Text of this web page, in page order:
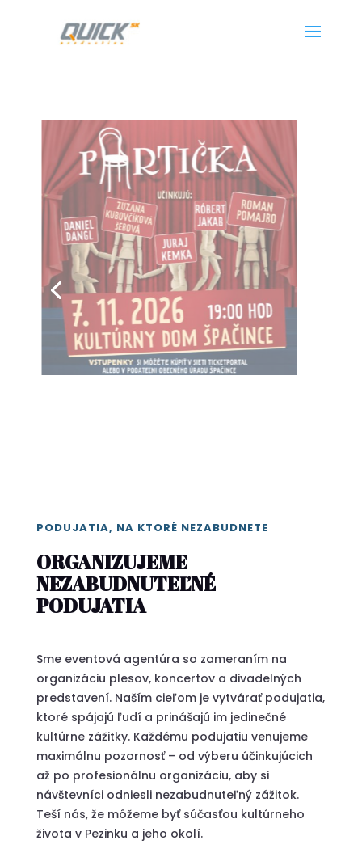
PODUJATIA, NA KTORÉ NEZABUDNETE
ORGANIZUJEME
NEZABUDNUTEĽNÉ
PODUJATIA
Sme eventová agentúra so zameraním na
organizáciu plesov, koncertov a divadelných
predstavení. Naším cieľom je vytvárať podujatia,
ktoré spájajú ľudí a prinášajú im jedinečné
kultúrne zážitky. Každému podujatiu venujeme
maximálnu pozornosť – od výberu účinkujúcich
až po profesionálnu organizáciu, aby si
návštevníci odniesli nezabudnuteľný zážitok.
Teší nás, že môžeme byť súčasťou kultúrneho
života v Pezinku a jeho okolí.